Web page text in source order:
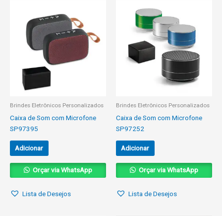
Brindes Eletrônicos Personalizados
Caixa de Som com Microfone
SP97395
Adicionar
Orçar via WhatsApp
Lista de Desejos
Brindes Eletrônicos Personalizados
Caixa de Som com Microfone
SP97252
Adicionar
Orçar via WhatsApp
Lista de Desejos